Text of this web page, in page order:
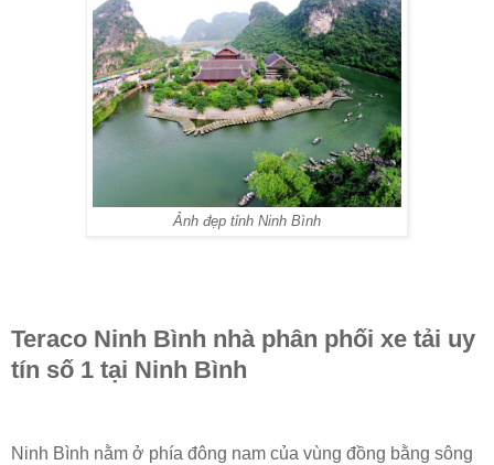
Ảnh đẹp tỉnh Ninh Bình
Teraco Ninh Bình nhà phân phối xe tải uy
tín số 1 tại Ninh Bình
Ninh Bình nằm ở phía đông nam của vùng đồng bằng sông